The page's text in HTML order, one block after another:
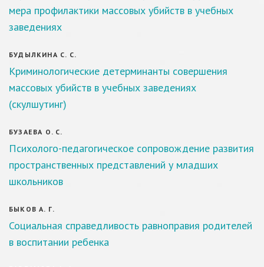
мера профилактики массовых убийств в учебных
заведениях
БУДЫЛКИНА С. С.
Криминологические детерминанты совершения
массовых убийств в учебных заведениях
(скулшутинг)
БУЗАЕВА О. С.
Психолого-педагогическое сопровождение развития
пространственных представлений у младших
школьников
БЫКОВ А. Г.
Социальная справедливость равноправия родителей
в воспитании ребенка